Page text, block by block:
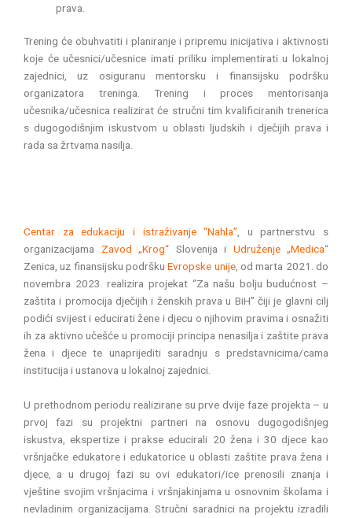
prava.
Trening će obuhvatiti i planiranje i pripremu inicijativa i aktivnosti
koje će učesnici/učesnice imati priliku implementirati u lokalnoj
zajednici, uz osiguranu mentorsku i finansijsku podršku
organizatora treninga. Trening i proces mentorisanja
učesnika/učesnica realizirat će stručni tim kvalificiranih trenerica
s dugogodišnjim iskustvom u oblasti ljudskih i dječijih prava i
rada sa žrtvama nasilja.
Centar za edukaciju i istraživanje “Nahla” , u partnerstvu s
organizacijama Zavod „Krog“ Slovenija i Udruženje „Medica“
Zenica, uz finansijsku podrškuEvropske unije, od marta 2021. do
novembra 2023. realizira projekat “Za našu bolju budućnost –
zaštita i promocija dječijih i ženskih prava u BiH” čiji je glavni cilj
podići svijest i educirati žene i djecu o njihovim pravima i osnažiti
ih za aktivno učešće u promociji principa nenasilja i zaštite prava
žena i djece te unaprijediti saradnju s predstavnicima/cama
institucija i ustanova u lokalnoj zajednici.
U prethodnom periodu realizirane su prve dvije faze projekta – u
prvoj fazi su projektni partneri na osnovu dugogodišnjeg
iskustva, ekspertize i prakse educirali 20 žena i 30 djece kao
vršnjačke edukatore i edukatorice u oblasti zaštite prava žena i
djece, a u drugoj fazi su ovi edukatori/ice prenosili znanja i
vještine svojim vršnjacima i vršnjakinjama u osnovnim školama i
nevladinim organizacijama. Stručni saradnici na projektu izradili